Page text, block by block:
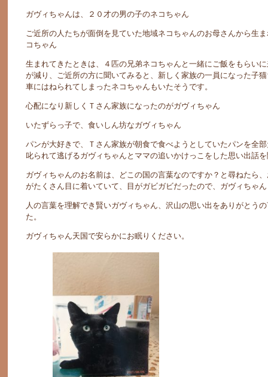
ガヴィちゃんは、２０才の男の子のネコちゃん
ご近所の人たちが面倒を見ていた地域ネコちゃんのお母さんから生
コちゃん
生まれてきたときは、４匹の兄弟ネコちゃんと一緒にご飯をもらい
が減り、ご近所の方に聞いてみると、新しく家族の一員になった子
車にはねられてしまったネコちゃんもいたそうです。
心配になり新しくＴさん家族になったのがガヴィちゃん
いたずらっ子で、食いしん坊なガヴィちゃん
パンが大好きで、Ｔさん家族が朝食で食べようとしていたパンを全
叱られて逃げるガヴィちゃんとママの追いかけっこをした思い出話
ガヴィちゃんのお名前は、どこの国の言葉なのですか？と尋ねたら
がたくさん目に着いていて、目がガビガビだったので、ガヴィちゃ
人の言葉を理解でき賢いガヴィちゃん、沢山の思い出をありがとう
た。
ガヴィちゃん天国で安らかにお眠りください。